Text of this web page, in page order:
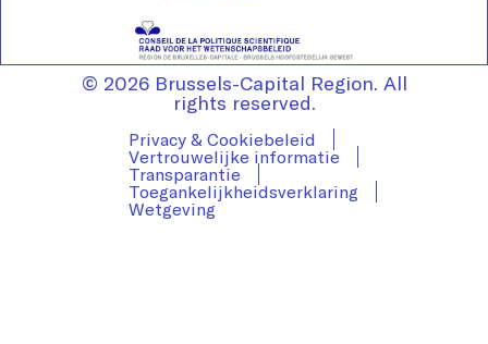
© 2026 Brussels-Capital Region. All
rights reserved.
Privacy & Cookiebeleid
Vertrouwelijke informatie
Transparantie
Toegankelijkheidsverklaring
Wetgeving